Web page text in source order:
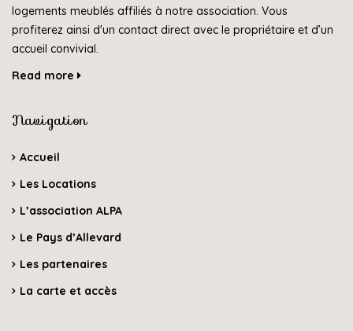
logements meublés affiliés à notre association. Vous
profiterez ainsi d'un contact direct avec le propriétaire et d’un
accueil convivial.
Read more
Navigation
Accueil
Les Locations
L’association ALPA
Le Pays d’Allevard
Les partenaires
La carte et accès